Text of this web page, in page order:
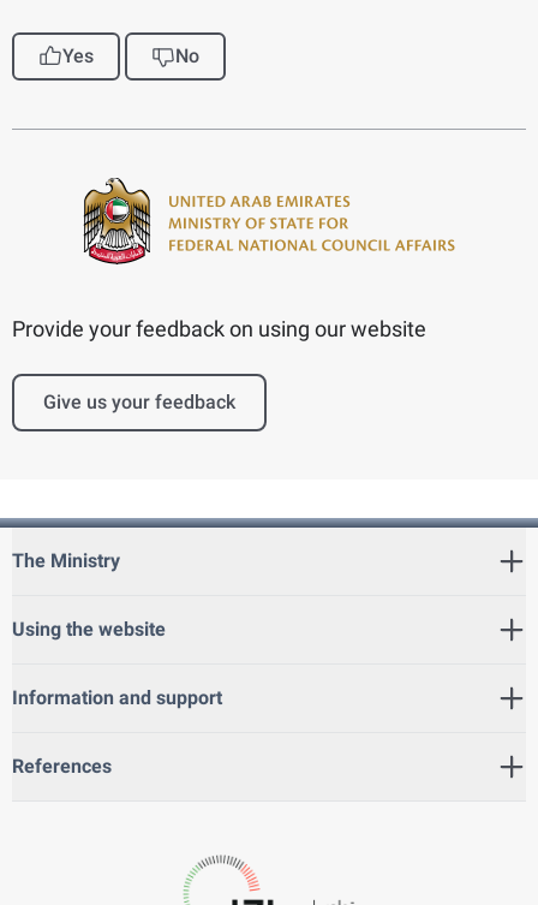
Yes No
Provide your feedback on using our website
Give us your feedback
The Ministry
Using the website
Information and support
References